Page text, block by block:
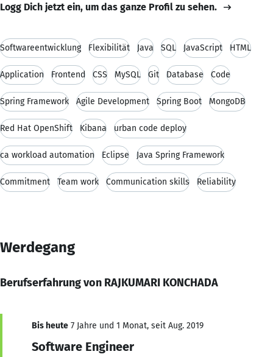
Logg Dich jetzt ein, um das ganze Profil zu sehen.
Softwareentwicklung Flexibilität Java SQL JavaScript HTML
Application Frontend CSS MySQL Git Database Code
Spring Framework Agile Development Spring Boot MongoDB
Red Hat OpenShift Kibana urban code deploy
ca workload automation Eclipse Java Spring Framework
Commitment Team work Communication skills Reliability
Werdegang
Berufserfahrung von RAJKUMARI KONCHADA
Bis heute 7 Jahre und 1 Monat, seit Aug. 2019
Software Engineer